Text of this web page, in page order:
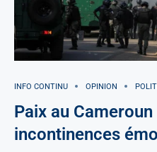
INFO CONTINU OPINION
Paix au
incontinences